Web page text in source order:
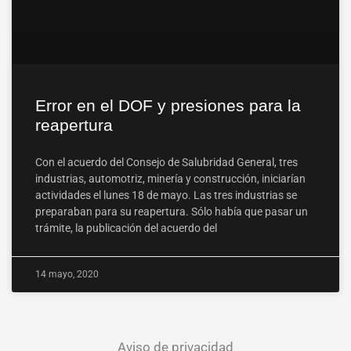
Error en el DOF y presiones para la
reapertura
Con el acuerdo del Consejo de Salubridad General, tres
industrias, automotriz, minería y construcción, iniciarían
actividades el lunes 18 de mayo. Las tres industrias se
preparaban para su reapertura. Sólo había que pasar un
trámite, la publicación del acuerdo del
14 mayo, 2020
Aviso de privacidad